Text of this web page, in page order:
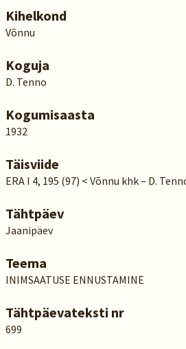
Kihelkond
Võnnu
Koguja
D. Tenno
Kogumisaasta
1932
Täisviide
ERA I 4, 195 (97) < Võnnu khk – D.
Tähtpäev
Jaanipäev
Teema
INIMSAATUSE ENNUSTAMINE
Tähtpäevateksti nr
699